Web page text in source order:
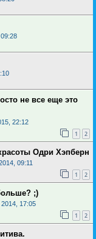
не все еще это
22:12
1 2
Одри Хэпберн
09:11
1 2
;)
2014, 17:05
1 2